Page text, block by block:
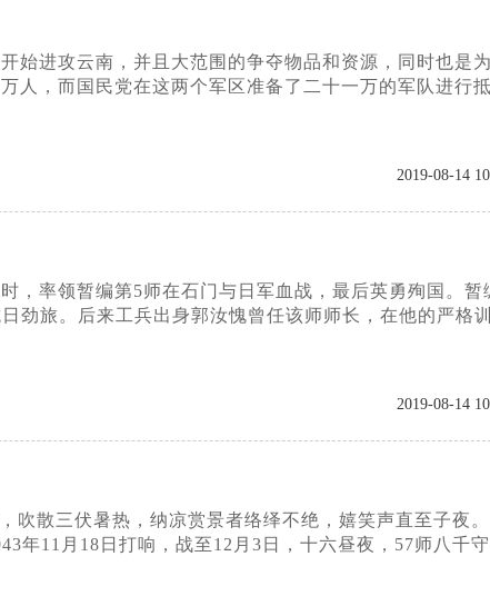
始进攻云南，并且大范围的争夺物品和资源，同时也是
人，而国民党在这两个军区准备了二十一万的军队进行
2019-08-14
，率领暂编第5师在石门与日军血战，最后英勇殉国。暂
劲旅。后来工兵出身郭汝愧曾任该师师长，在他的严格
2019-08-14
吹散三伏暑热，纳凉赏景者络绎不绝，嬉笑声直至子夜
年11月18日打响，战至12月3日，十六昼夜，57师八千